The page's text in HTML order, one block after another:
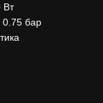
Вт
0.75 бар